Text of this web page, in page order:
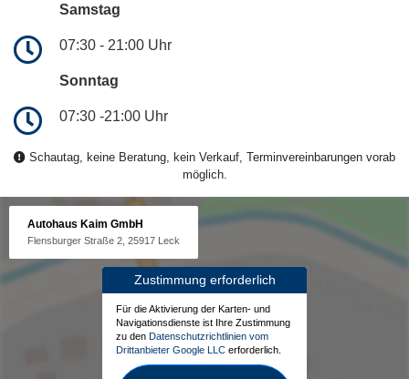
Samstag
07:30 - 21:00 Uhr
Sonntag
07:30 -21:00 Uhr
Schautag, keine Beratung, kein Verkauf, Terminvereinbarungen vorab
möglich.
Autohaus Kaim GmbH
Flensburger Straße 2, 25917 Leck
Zustimmung erforderlich
Für die Aktivierung der Karten- und
Navigationsdienste ist Ihre Zustimmung
zu den Datenschutzrichtlinien vom
Drittanbieter Google LLC erforderlich.